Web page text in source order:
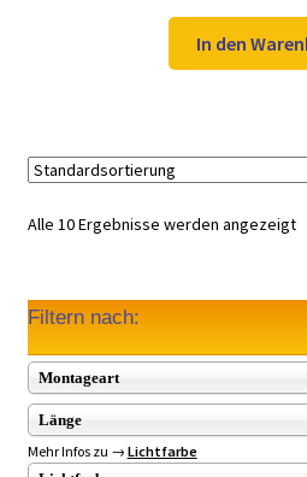
war:
49,97 €
In den
Alle 10 Ergebnisse werden angezeigt
Filtern nach:
Montageart
Länge
Mehr Infos zu → Lichtfarbe